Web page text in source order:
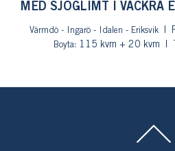
MED SJÖGLIMT I VACKRA
Värmdö - Ingarö - Idalen - Eriksvik
Boyta: 115 kvm + 20 kvm